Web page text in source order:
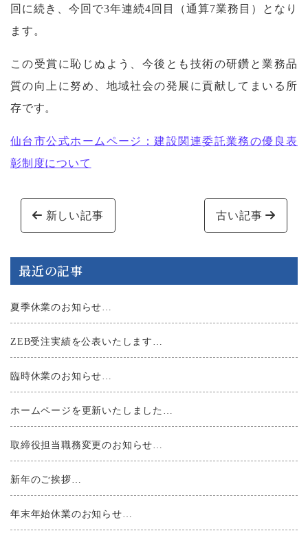
回に続き、今回で3年連続4回目（通算7業務目）となり
ます。
この受賞に恥じぬよう、今後とも技術の研鑽と業務品
質の向上に努め、地域社会の発展に貢献してまいる所
存です。
仙台市公式ホームページ：建設関連委託業務の優良表
彰制度について
投稿ナビゲーション
新しい記事 古い記事
最近の記事
夏季休業のお知らせ…
ZEB受注実績を公表いたします…
臨時休業のお知らせ…
ホームページを更新いたしました…
取締役担当職務変更のお知らせ…
新年のご挨拶…
年末年始休業のお知らせ…